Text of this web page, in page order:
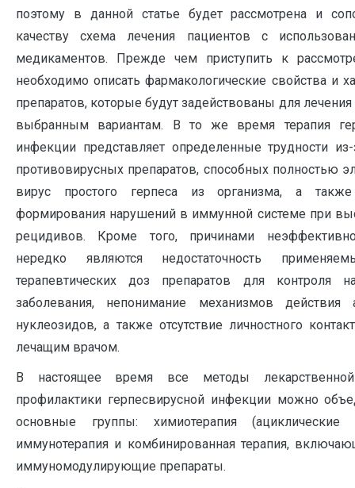
поэтому в данной статье будет рассмотрена и
качеству схема лечения пациентов с
медикаментов. Прежде чем приступить к
необходимо описать фармакологические свойства и
препаратов, которые будут задействованы для
выбранным вариантам. В то же время терапия
инфекции представляет определенные трудности из-
противовирусных препаратов, способных полностью
вирус простого герпеса из организма, а также
формирования нарушений в иммунной системе при
рецидивов. Кроме того, причинами
нередко являются недостаточность
терапевтических доз препаратов для контроля
заболевания, непонимание механизмов действия
нуклеозидов, а также отсутствие личностного
лечащим врачом.
В настоящее время все методы
профилактики герпесвирусной инфекции можно
основные группы: химиотерапия (ациклические
иммунотерапия и комбинированная терапия,
иммуномодулирующие препараты.